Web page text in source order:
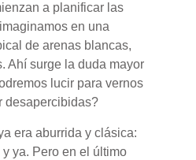
a planificar las
en una
de arenas blancas,
Ahí surge la duda mayor
lucir para vernos
desapercibidas?
era aburrida y clásica:
ya. Pero en el último